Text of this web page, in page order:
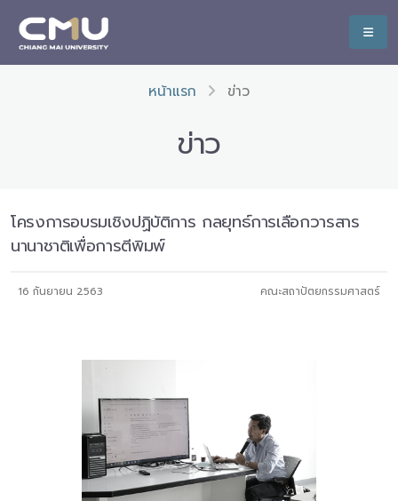
หน้าแรก ข่าว
ข่าว
โครงการอบรมเชิงปฏิบัติการ กลยุทธ์การเลือกวารสาร
นานาชาติเพื่อการตีพิมพ์
16 กันยายน 2563 คณะสถาปัตยกรรมศาสตร์